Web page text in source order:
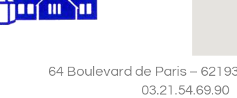
64 Boulevard de Paris –
03.21.54.69.90